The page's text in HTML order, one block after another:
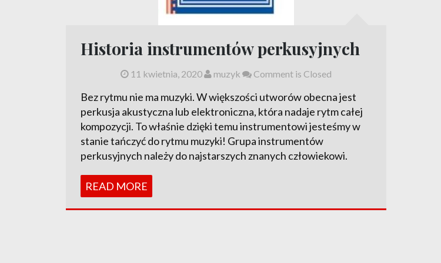
Historia instrumentów perkusyjnych
11 kwietnia, 2020 muzyk Comment is Closed
Bez rytmu nie ma muzyki. W większości utworów obecna jest
perkusja akustyczna lub elektroniczna, która nadaje rytm całej
kompozycji. To właśnie dzięki temu instrumentowi jesteśmy w
stanie tańczyć do rytmu muzyki! Grupa instrumentów
perkusyjnych należy do najstarszych znanych człowiekowi.
READ MORE